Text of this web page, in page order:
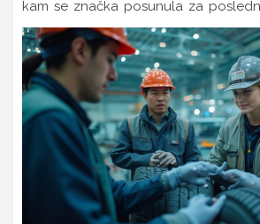
kam se značka posunula za